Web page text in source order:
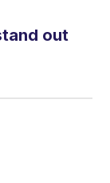
out